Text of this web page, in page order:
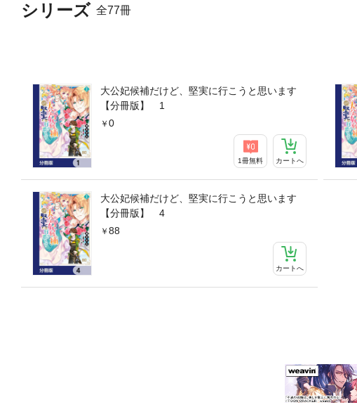
シリーズ 全77冊
大公妃候補だけど、堅実に行こうと思います
【分冊版】 1
0
1冊無料 カートへ
大公妃候補だけど、堅実に行こうと思います
【分冊版】 4
88
カートへ